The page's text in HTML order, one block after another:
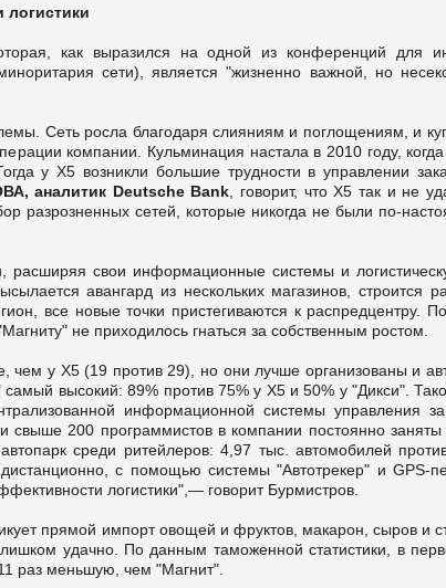
как выразился на одной из конференций для
сети), является "жизненно важной, но
Сеть росла благодаря слияниям и поглощениям, и
компании. Кульминация настала в 2010 году,
у Х5 возникли большие трудности в управлении
аналитик Deutsche Bank , говорит, что Х5 так и не
разрозненных сетей, которые никогда не были по-
расширяя свои информационные системы и
авангард из нескольких магазинов, строится
все новые точки пристегиваются к распредцентру.
"Магниту" не приходилось гнаться за собственным ростом.
чем у X5 (19 против 29), но они лучше организованы и
высокий: 89% против 75% у X5 и 50% у "Дикси".
информационной системы управления
свыше 200 программистов в компании постоянно
среди ритейлеров: 4,97 тыс. автомобилей
дистанционно, с помощью системы "Автотрекер" и GPS-
логистики",— говорит Бурмистров.
прямой импорт овощей и фруктов, макарон, сыров и
удачно. По данным таможенной статистики, в
раз меньшую, чем "Магнит".